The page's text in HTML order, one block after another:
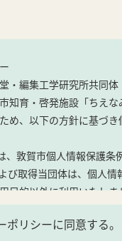
・編集工学研究所共同
知育・啓発施設「ちえ
め、以下の方針に基づ
、敦賀市個人情報保護条
び取得当団体は、個人
目的以外に利用いたしま
イベント参加に関する手
ポリシーに同意する。